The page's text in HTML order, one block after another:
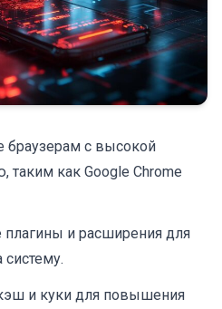
браузерам с высокой
таким как Google Chrome
и расширения для
систему.
и куки для повышения